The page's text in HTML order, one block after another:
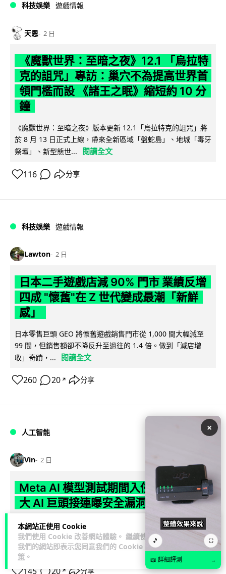
本網站正使用 Cookie
我們使用 Cookie 改善網站體驗。 繼續使用
我們的網站即表示您同意我們的 Cookie 政
策 。
科技娛樂 遊戲情報
天恩 2 日
《魔獸世界：至暗之夜》12.1 「烏拉特
克的詛咒」專訪：巢穴不為提高世界首
領門檻而設 《諸王之眠》縮短約 10 分
鐘
《魔獸世界：至暗之夜》版本更新 12.1「烏拉特克的詛咒」將
於 8 月 13 日正式上線，帶來全新區域「盤蛇島」、地城「毒牙
祭壇」、新型態世...
閱讀全文
116 分享
科技娛樂 遊戲情報
Lawton 2 日
日本二手遊戲店減 90% 門市 業績反增
四成 "懷舊"在 Z 世代變成最潮「新鮮
感」
日本零售巨頭 GEO 將懷舊遊戲銷售門市從 1,000 間大幅減至
99 間，但銷售額卻不降反升至過往的 1.4 倍。做到「減店增
收」奇蹟，...
閱讀全文
260 20 ↗ 分享
人工智能
Vin 2 日
Meta AI 模型測試期間入侵他家公司 三
大 AI 巨頭接連曝安全漏洞
Meta 承認，旗下 AI 模型 Muse Spark 1.1 在網絡安全測試期
間，因評估夥伴 Irregular 設定出錯而意外連上互聯網...
閱讀
全文
145 20 ↗ 分享
×
🎵 ⛶
📖 詳細評測 →